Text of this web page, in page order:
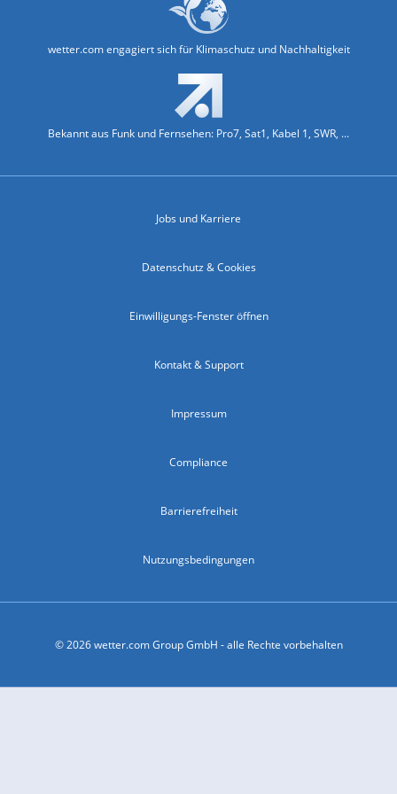
wetter.com engagiert sich für Klimaschutz und Nachhaltigkeit
Bekannt aus Funk und Fernsehen: Pro7, Sat1, Kabel 1, SWR, ...
Jobs und Karriere
Datenschutz & Cookies
Einwilligungs-Fenster öffnen
Kontakt & Support
Impressum
Compliance
Barrierefreiheit
Nutzungsbedingungen
© 2026 wetter.com Group GmbH - alle Rechte vorbehalten